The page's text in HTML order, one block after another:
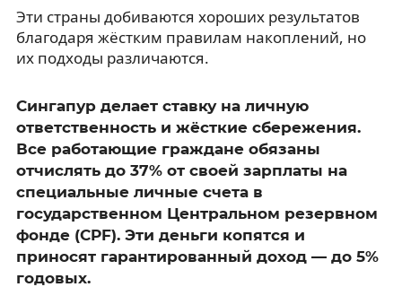
Эти страны добиваются хороших результатов
благодаря жёстким правилам накоплений, но
их подходы различаются.
Сингапур делает ставку на личную
ответственность и жёсткие сбережения.
Все работающие граждане обязаны
отчислять до 37% от своей зарплаты на
специальные личные счета в
государственном Центральном резервном
фонде (CPF). Эти деньги копятся и
приносят гарантированный доход — до 5%
годовых.